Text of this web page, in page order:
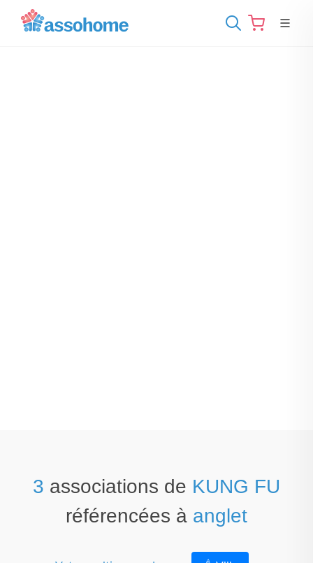
3 associations de KUNG FU
référencées à anglet